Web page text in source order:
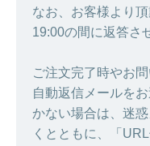
なお、お客様より
19:00の間に返答さ
ご注文完了時やお
自動返信メールを
かない場合は、迷
くとともに、「